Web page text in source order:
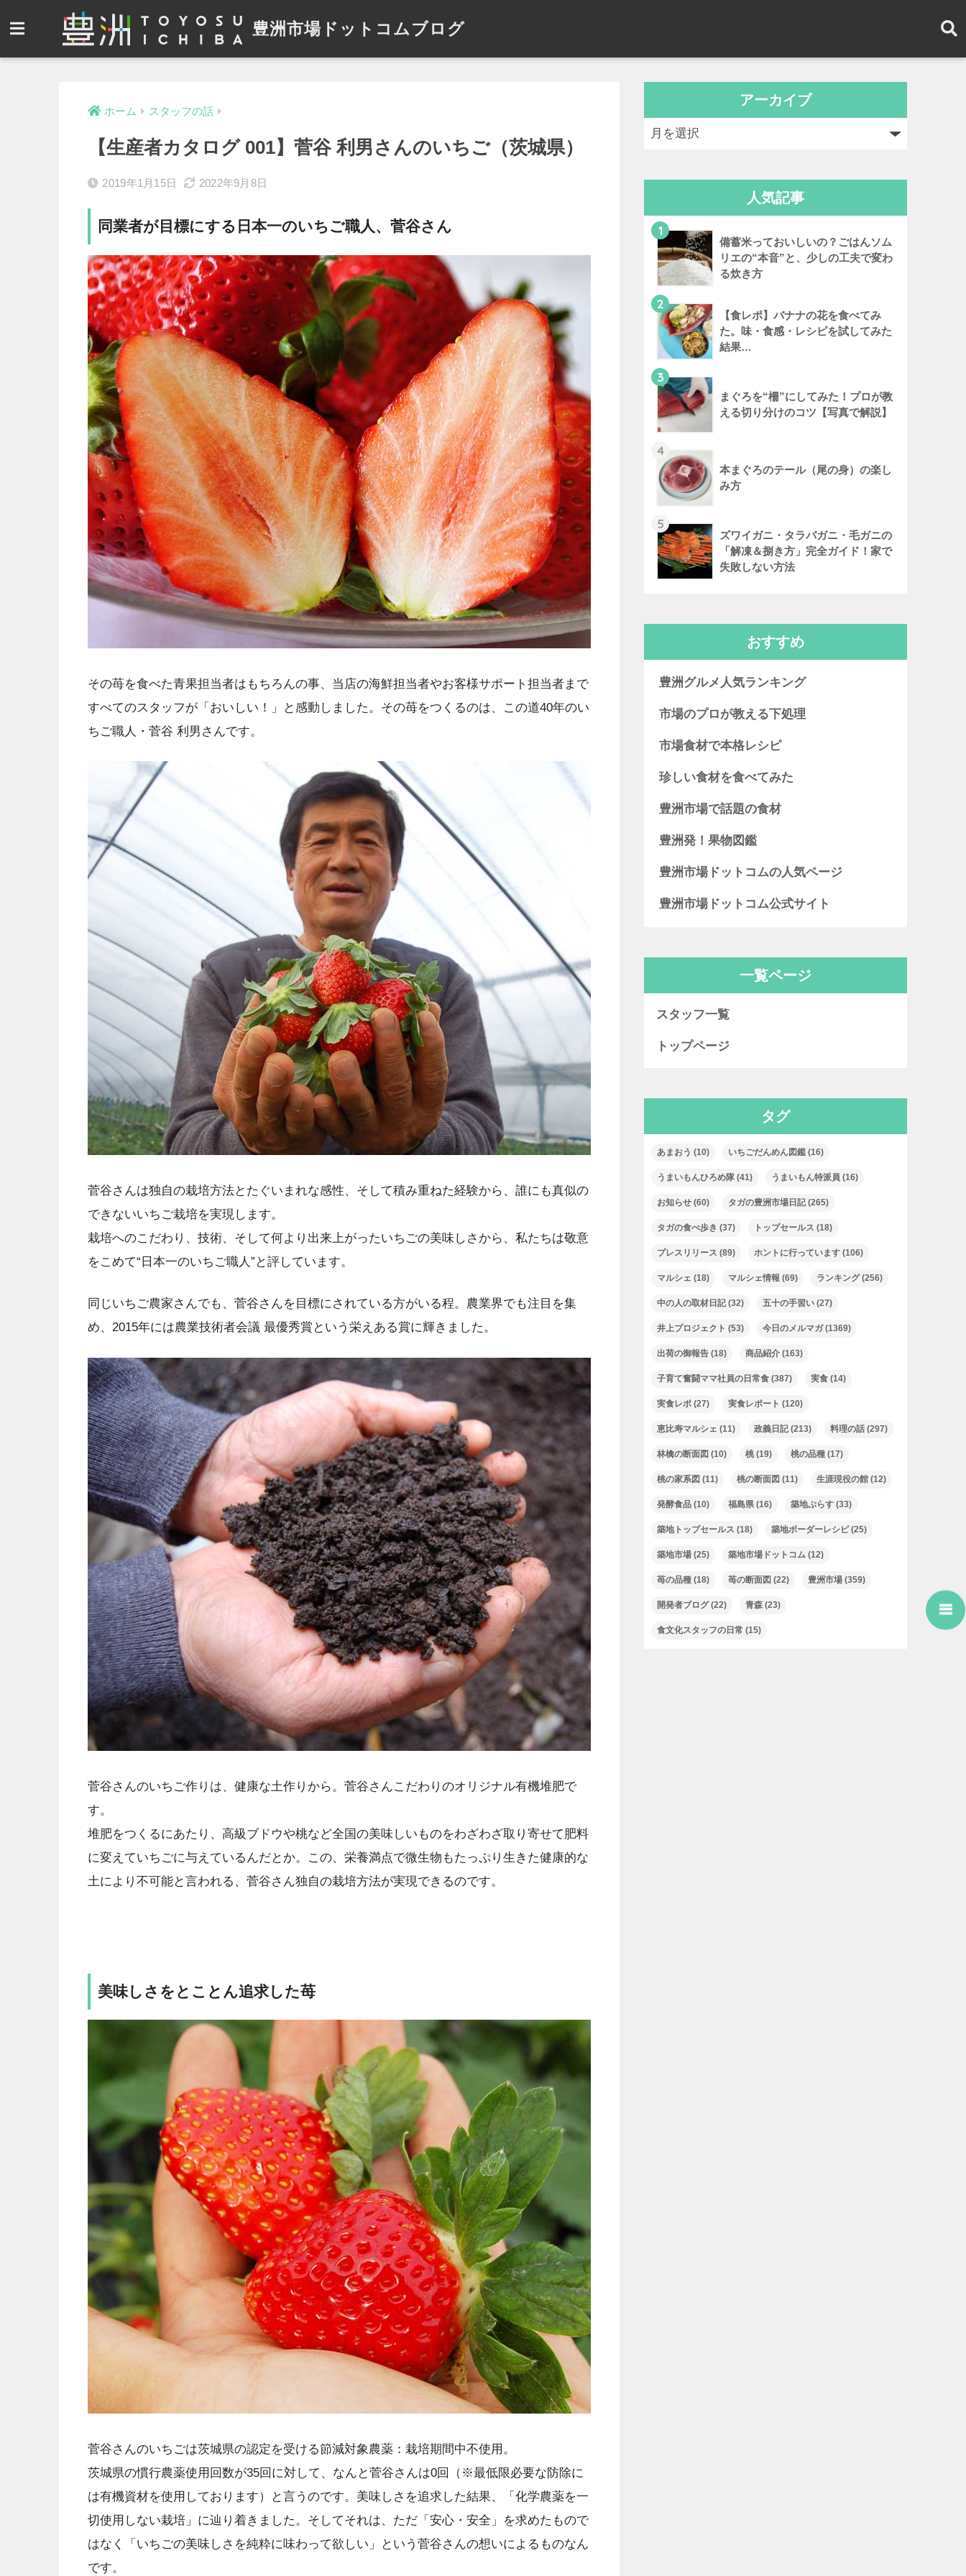
豊洲市場ドットコムブログ
ホーム スタッフの話
【生産者カタログ 001】菅谷 利男さんのいちご（茨城県）
2019年1月15日 2022年9月8日
同業者が目標にする日本一のいちご職人、菅谷さん
その苺を食べた青果担当者はもちろんの事、当店の海鮮担当者やお客様サポート担当者まで
すべてのスタッフが「おいしい！」と感動しました。その苺をつくるのは、この道40年のい
ちご職人・菅谷 利男さんです。
菅谷さんは独自の栽培方法とたぐいまれな感性、そして積み重ねた経験から、誰にも真似の
できないいちご栽培を実現します。
栽培へのこだわり、技術、そして何より出来上がったいちごの美味しさから、私たちは敬意
をこめて“日本一のいちご職人”と評しています。
同じいちご農家さんでも、菅谷さんを目標にされている方がいる程。農業界でも注目を集
め、2015年には農業技術者会議 最優秀賞という栄えある賞に輝きました。
菅谷さんのいちご作りは、健康な土作りから。菅谷さんこだわりのオリジナル有機堆肥で
す。
堆肥をつくるにあたり、高級ブドウや桃など全国の美味しいものをわざわざ取り寄せて肥料
に変えていちごに与えているんだとか。この、栄養満点で微生物もたっぷり生きた健康的な
土により不可能と言われる、菅谷さん独自の栽培方法が実現できるのです。
美味しさをとことん追求した苺
菅谷さんのいちごは茨城県の認定を受ける節減対象農薬：栽培期間中不使用。
茨城県の慣行農薬使用回数が35回に対して、なんと菅谷さんは0回（※最低限必要な防除に
は有機資材を使用しております）と言うのです。美味しさを追求した結果、「化学農薬を一
切使用しない栽培」に辿り着きました。そしてそれは、ただ「安心・安全」を求めたもので
はなく「いちごの美味しさを純粋に味わって欲しい」という菅谷さんの想いによるものなん
です。
アーカイブ
人気記事
1
備蓄米っておいしいの？ごはんソム
リエの“本音”と、少しの工夫で変わ
る炊き方
2
【食レポ】バナナの花を食べてみ
た。味・食感・レシピを試してみた
結果…
3
まぐろを“柵”にしてみた！プロが教
える切り分けのコツ【写真で解説】
4
本まぐろのテール（尾の身）の楽し
み方
5
ズワイガニ・タラバガニ・毛ガニの
「解凍＆捌き方」完全ガイド！家で
失敗しない方法
おすすめ
豊洲グルメ人気ランキング
市場のプロが教える下処理
市場食材で本格レシピ
珍しい食材を食べてみた
豊洲市場で話題の食材
豊洲発！果物図鑑
豊洲市場ドットコムの人気ページ
豊洲市場ドットコム公式サイト
一覧ページ
スタッフ一覧
トップページ
タグ
あまおう (10) いちごだんめん図鑑 (16)
うまいもんひろめ隊 (41) うまいもん特派員 (16)
お知らせ (60) タガの豊洲市場日記(265)
タガの食べ歩き (37) トップセールス (18)
プレスリリース (89) ホントに行っています (106)
マルシェ (18) マルシェ情報 (69) ランキング(256)
中の人の取材日記(32) 五十の手習い (27)
井上プロジェクト (53) 今日のメルマガ(1369)
出荷の御報告 (18) 商品紹介 (163)
子育て奮闘ママ社員の日常食 (387) 実食 (14)
実食レポ (27) 実食レポート (120)
恵比寿マルシェ (11) 政義日記(213) 料理の話 (297)
林檎の断面図 (10) 桃(19) 桃の品種 (17)
桃の家系図 (11) 桃の断面図 (11) 生涯現役の館 (12)
発酵食品 (10) 福島県 (16) 築地ぷらす (33)
築地トップセールス (18) 築地ボーダーレシピ(25)
築地市場 (25) 築地市場ドットコム (12)
苺の品種 (18) 苺の断面図 (22) 豊洲市場 (359)
開発者ブログ(22) 青森 (23)
食文化スタッフの日常 (15)